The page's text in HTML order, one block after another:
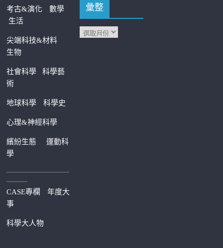
考古&演化
數學
生活
尖端科技&材料
生物
社會科學科學藝
術
地球科學 科學史
心理&神經科學
繽紛生態運動科
學
—————————
———
CASE專欄
年度大
事
科學大人物
彙整